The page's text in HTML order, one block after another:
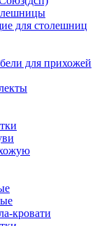
для столешниц
для прихожей
кровати